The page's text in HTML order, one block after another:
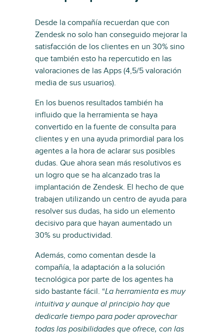
Desde la compañía recuerdan que con
Zendesk no solo han conseguido mejorar la
satisfacción de los clientes en un 30% sino
que también esto ha repercutido en las
valoraciones de las Apps (4,5/5 valoración
media de sus usuarios).
En los buenos resultados también ha
influido que la herramienta se haya
convertido en la fuente de consulta para
clientes y en una ayuda primordial para los
agentes a la hora de aclarar sus posibles
dudas. Que ahora sean más resolutivos es
un logro que se ha alcanzado tras la
implantación de Zendesk. El hecho de que
trabajen utilizando un centro de ayuda para
resolver sus dudas, ha sido un elemento
decisivo para que hayan aumentado un
30% su productividad.
Además, como comentan desde la
compañía, la adaptación a la solución
tecnológica por parte de los agentes ha
sido bastante fácil. “La herramienta es muy
intuitiva y aunque al principio hay que
dedicarle tiempo para poder aprovechar
todas las posibilidades que ofrece, con las